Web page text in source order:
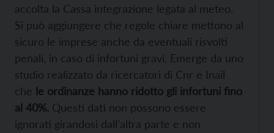
accolta la Cassa integrazione legata al meteo.
Si può aggiungere che regole chiare mettono al
sicuro le imprese anche da eventuali risvolti
penali, in caso di infortuni gravi. Emerge da uno
studio realizzato da ricercatori di Cnr e Inail
che le ordinanze hanno ridotto gli infortuni fino
al 40%. Questi dati non possono essere
ignorati girandosi dall’altra parte e non